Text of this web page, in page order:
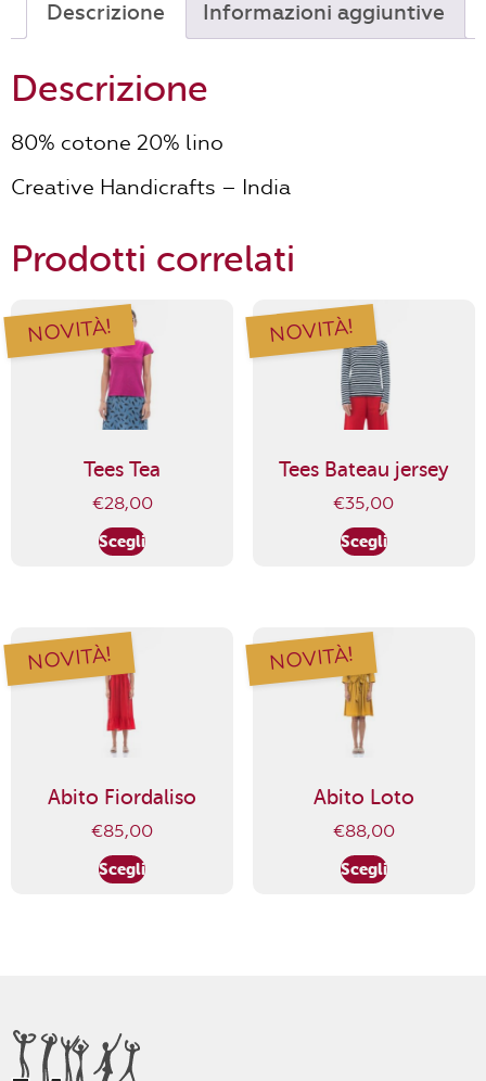
Descrizione Informazioni aggiuntive
Descrizione
80% cotone 20% lino
Creative Handicrafts – India
Prodotti correlati
NOVITÀ!
Tees Tea
€28,00
Scegli
NOVITÀ!
Tees Bateau jersey
€35,00
Scegli
NOVITÀ!
Abito Fiordaliso
€85,00
Scegli
NOVITÀ!
Abito Loto
€88,00
Scegli